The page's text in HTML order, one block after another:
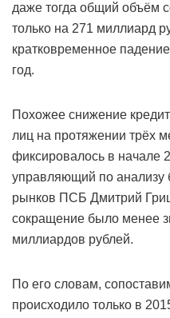
даже тогда общий объём
только на 271 миллиард
кратковременное
год.
Похожее снижение
лиц на протяжении трёх
фиксировалось в начале
управляющий по анализу
рынков ПСБ Дмитрий
сокращение было менее
миллиардов рублей.
По его словам,
происходило только в